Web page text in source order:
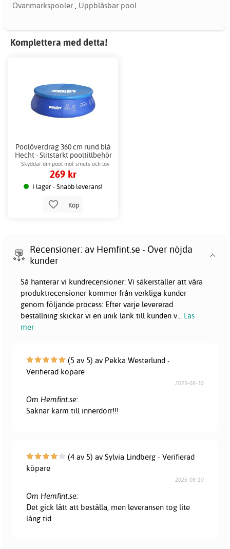
Ovanmarkspooler , Uppblåsbar pool
Komplettera med detta!
Poolöverdrag 360 cm rund blå
Hecht - Slitstarkt pooltillbehör
Skyddar din pool mot smuts och löv
effektivt
269 kr
I lager - Snabb leverans!
Köp
Recensioner: av Hemfint.se - Över nöjda
kunder
Så hanterar vi kundrecensioner: Vi säkerställer att våra
produktrecensioner kommer från verkliga kunder
genom följande process: Efter varje levererad
beställning skickar vi en unik länk till kunden v... Läs
mer
(5 av 5) av Pekka Westerlund -
Verifierad köpare
2025-08-10
Om Hemfint.se:
Saknar karm till innerdörr!!!
(4 av 5) av Sylvia Lindberg - Verifierad
köpare
2025-08-10
Om Hemfint.se:
Det gick lätt att beställa, men leveransen tog lite
lång tid.